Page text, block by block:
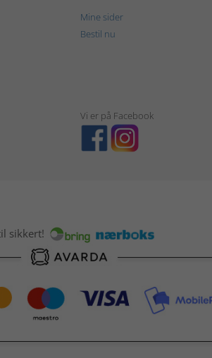
Mine sider
Bestil nu
Vi er på Facebook
sikkert!